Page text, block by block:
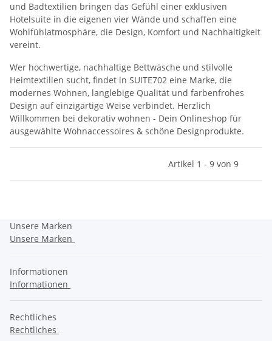
und Badtextilien bringen das Gefühl einer exklusiven
Hotelsuite in die eigenen vier Wände und schaffen eine
Wohlfühlatmosphäre, die Design, Komfort und Nachhaltigkeit
vereint.
Wer hochwertige, nachhaltige Bettwäsche und stilvolle
Heimtextilien sucht, findet in SUITE702 eine Marke, die
modernes Wohnen, langlebige Qualität und farbenfrohes
Design auf einzigartige Weise verbindet. Herzlich
Willkommen bei dekorativ wohnen - Dein Onlineshop für
ausgewählte Wohnaccessoires & schöne Designprodukte.
Artikel 1 - 9 von 9
Unsere Marken
Unsere Marken
Informationen
Informationen
Rechtliches
Rechtliches